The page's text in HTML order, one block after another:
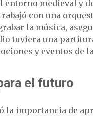
entorno medieval y
con una
la música,
tuviera una
y eventos de
el futuro
la importancia de